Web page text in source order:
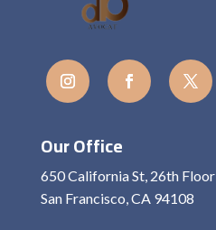
Our Office
650 California St, 26th Floor
San Francisco, CA 94108